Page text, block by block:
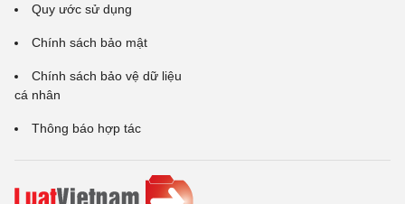
Quy ước sử dụng
Chính sách bảo mật
Chính sách bảo vệ dữ liệu
cá nhân
Thông báo hợp tác